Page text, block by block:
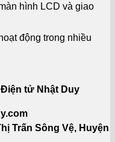
hình LCD và giao
động trong nhiều
tử Nhật Duy
Trấn Sông Vệ, Huyện